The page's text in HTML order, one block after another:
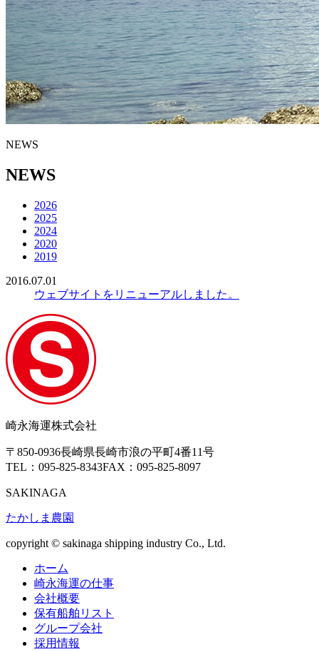
NEWS
NEWS
2026
2025
2024
2020
2019
2016.07.01
ウェブサイトをリニューアルしました。
崎永海運株式会社
〒850-0936長崎県長崎市浪の平町4番11号
TEL：095-825-8343FAX：095-825-8097
SAKINAGA
たかしま農園
copyright © sakinaga shipping industry Co., Ltd.
ホーム
崎永海運の仕事
会社概要
保有船舶リスト
グループ会社
採用情報